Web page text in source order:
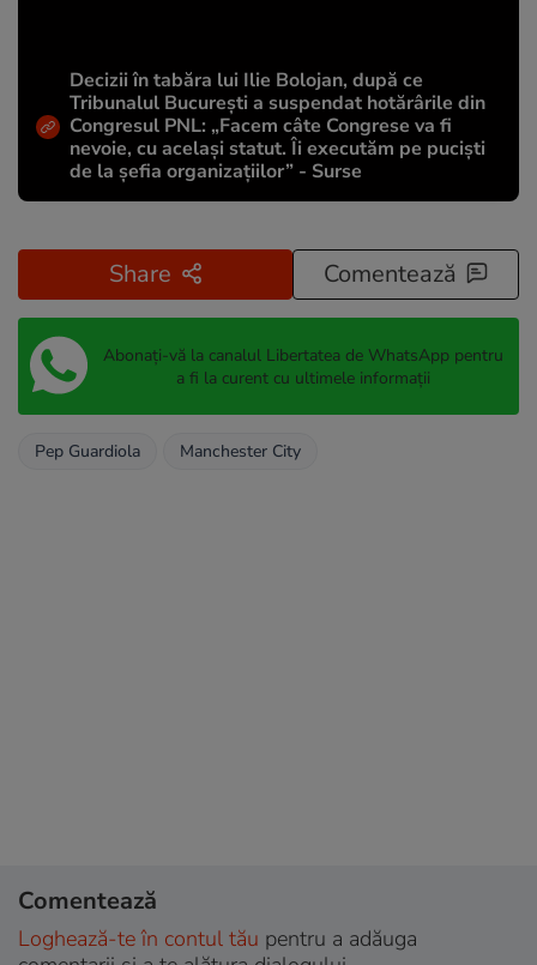
Decizii în tabăra lui Ilie Bolojan, după ce
Tribunalul București a suspendat hotărârile din
Congresul PNL: „Facem câte Congrese va fi
nevoie, cu același statut. Îi executăm pe puciști
de la șefia organizațiilor” - Surse
Share Comentează
Abonați-vă la canalul Libertatea de WhatsApp pentru
a fi la curent cu ultimele informații
Pep Guardiola Manchester City
Comentează
Loghează-te în contul tău pentru a adăuga